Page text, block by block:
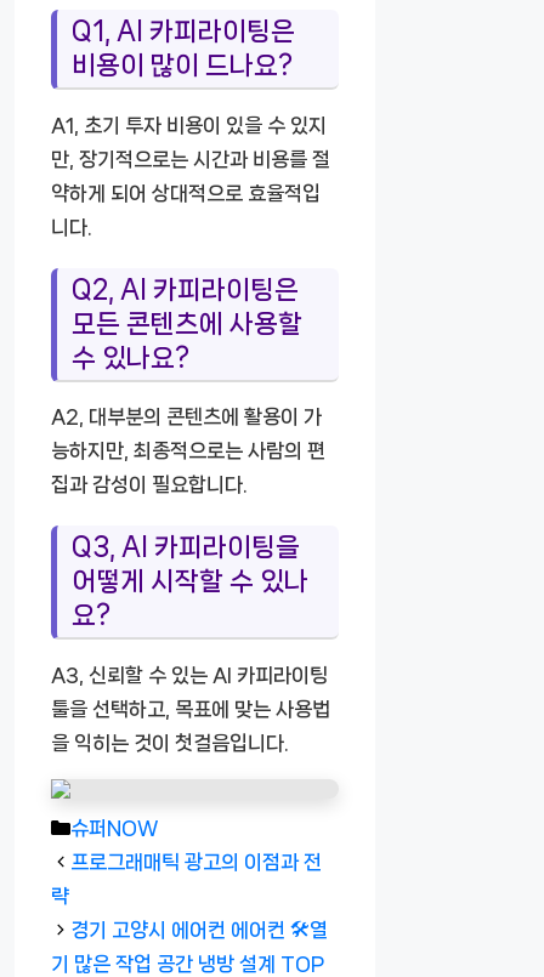
Q1, AI 카피라이팅은
비용이 많이 드나요?
A1, 초기 투자 비용이 있을 수 있지
만, 장기적으로는 시간과 비용를 절
약하게 되어 상대적으로 효율적입
니다.
Q2, AI 카피라이팅은
모든 콘텐츠에 사용할
수 있나요?
A2, 대부분의 콘텐츠에 활용이 가
능하지만, 최종적으로는 사람의 편
집과 감성이 필요합니다.
Q3, AI 카피라이팅을
어떻게 시작할 수 있나
요?
A3, 신뢰할 수 있는 AI 카피라이팅
툴을 선택하고, 목표에 맞는 사용법
을 익히는 것이 첫걸음입니다.
카
테
리
슈퍼NOW
프로그래매틱 광고의 이점과 전
략
경기 고양시 에어컨 에어컨 🛠️열
기 많은 작업 공간 냉방 설계 TOP